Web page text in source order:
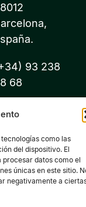
como las
del dispositivo. El
datos como el
únicas en este sitio.
negativamente a
93 238
68